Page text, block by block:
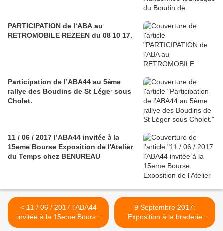
PARTICIPATION de l‘ABA au
RETROMOBILE REZEEN du 08 10 17.
Participation de l’ABA44 au 5ème
rallye des Boudins de St Léger sous
Cholet.
11 / 06 / 2017 l’ABA44 invitée à la
15eme Bourse Exposition de l'Atelier
du Temps chez BENUREAU
< 11 / 06 / 2017 l’ABA44
invitée à la 15eme Bourse
Exposition de l'Atelier du
9 Septembre 2017:
Exposition à la braderie
annuelle des commerçants